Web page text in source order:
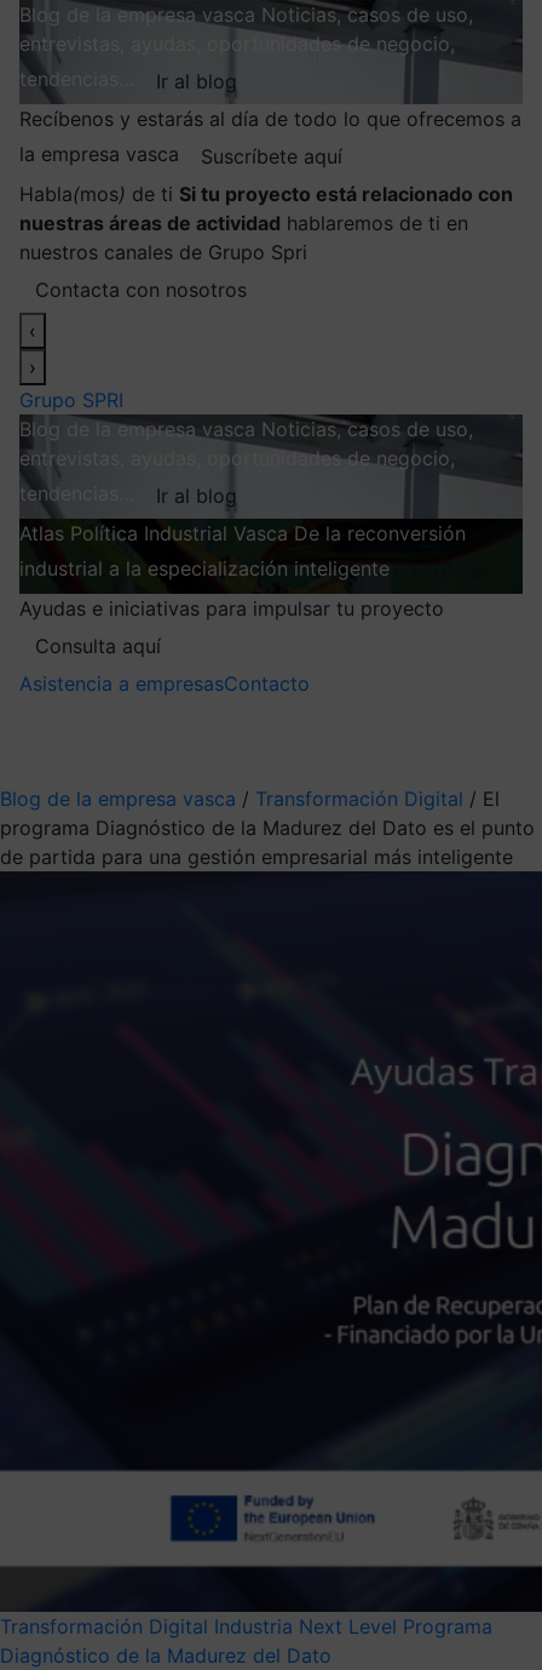
Blog de la empresa vasca Noticias, casos de uso,
entrevistas, ayudas, oportunidades de negocio,
tendencias…
Ir al blog
Recíbenos y estarás al día de todo lo que ofrecemos a
la empresa vasca
Suscríbete aquí
Habla(mos) de ti Si tu proyecto está relacionado con
nuestras áreas de actividad hablaremos de ti en
nuestros canales de Grupo Spri
Contacta con nosotros
‹
›
Grupo SPRI
Blog de la empresa vasca Noticias, casos de uso,
entrevistas, ayudas, oportunidades de negocio,
tendencias…
Ir al blog
Atlas Política Industrial Vasca De la reconversión
industrial a la especialización inteligente
Ayudas e iniciativas para impulsar tu proyecto
Consulta aquí
Asistencia a empresasContacto
Blog de la empresa vasca / Transformación Digital / El
programa Diagnóstico de la Madurez del Dato es el punto
de partida para una gestión empresarial más inteligente
Transformación Digital Industria Next Level Programa
Diagnóstico de la Madurez del Dato